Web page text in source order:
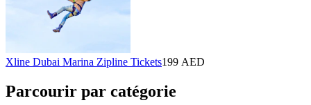
Xline Dubai Marina Zipline Tickets199 AED
Parcourir par catégorie